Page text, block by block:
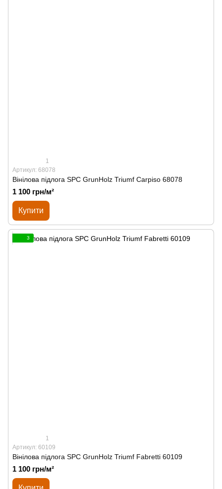
1
Артикул: 68078
Вінілова підлога SPС GrunHolz Triumf Carpiso 68078
1 100 грн/м²
Купити
3
1
Артикул: 60109
Вінілова підлога SPС GrunHolz Triumf Fabretti 60109
1 100 грн/м²